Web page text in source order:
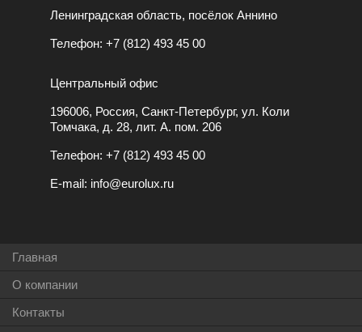
Ленинградская область, посёлок Аннино
Телефон: +7 (812) 493 45 00
Центральный офис
196006, Россия, Санкт-Петербург, ул. Коли
Томчака, д. 28, лит. А. пом. 206
Телефон: +7 (812) 493 45 00
E-mail: info@eurolux.ru
Главная
О компании
Контакты